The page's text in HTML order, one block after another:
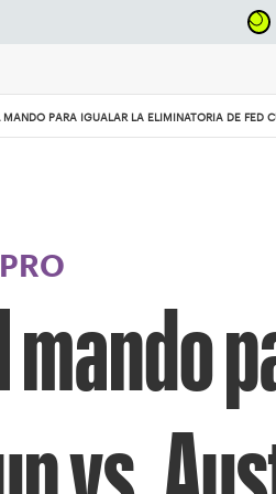
MANDO PARA IGUALAR LA ELIMINATORIA DE FED
mando
vs.